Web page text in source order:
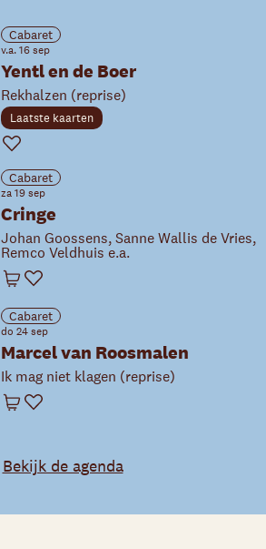
Cabaret
v.a. 16 sep
Yentl en de Boer
Rekhalzen (reprise)
Laatste kaarten
Favoriet
Cabaret
za 19 sep
Cringe
Johan Goossens, Sanne Wallis de Vries,
Remco Veldhuis e.a.
Winkelwagen
Favoriet
Cabaret
do 24 sep
Marcel van Roosmalen
Ik mag niet klagen (reprise)
Winkelwagen
Favoriet
Bekijk de agenda